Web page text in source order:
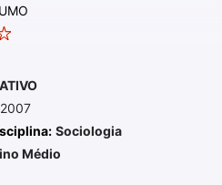
Sociologia
Médio